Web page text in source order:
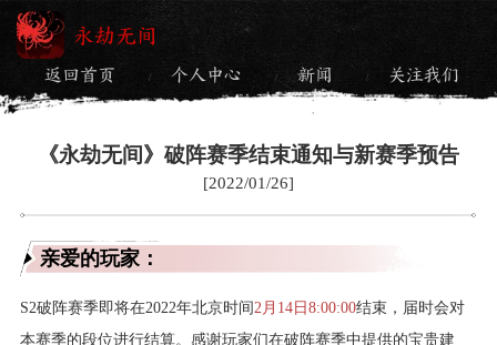
永劫无间
返回首页 / 个人中心 / 新闻 / 关注我们
《永劫无间》破阵赛季结束通知与新赛季预告
[2022/01/26]
亲爱的玩家：
S2破阵赛季即将在2022年北京时间2月14日8:00:00结束，届时会对
本赛季的段位进行结算。感谢玩家们在破阵赛季中提供的宝贵建